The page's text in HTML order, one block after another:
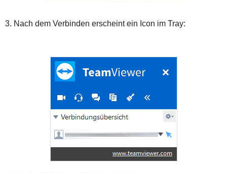
3. Nach dem Verbinden erscheint ein Icon im Tray: